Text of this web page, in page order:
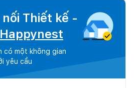
Thiết kế -
Happynest
có một không gian
yêu cầu